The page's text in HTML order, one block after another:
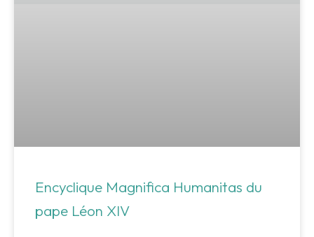
Encyclique Magnifica Humanitas du
pape Léon XIV